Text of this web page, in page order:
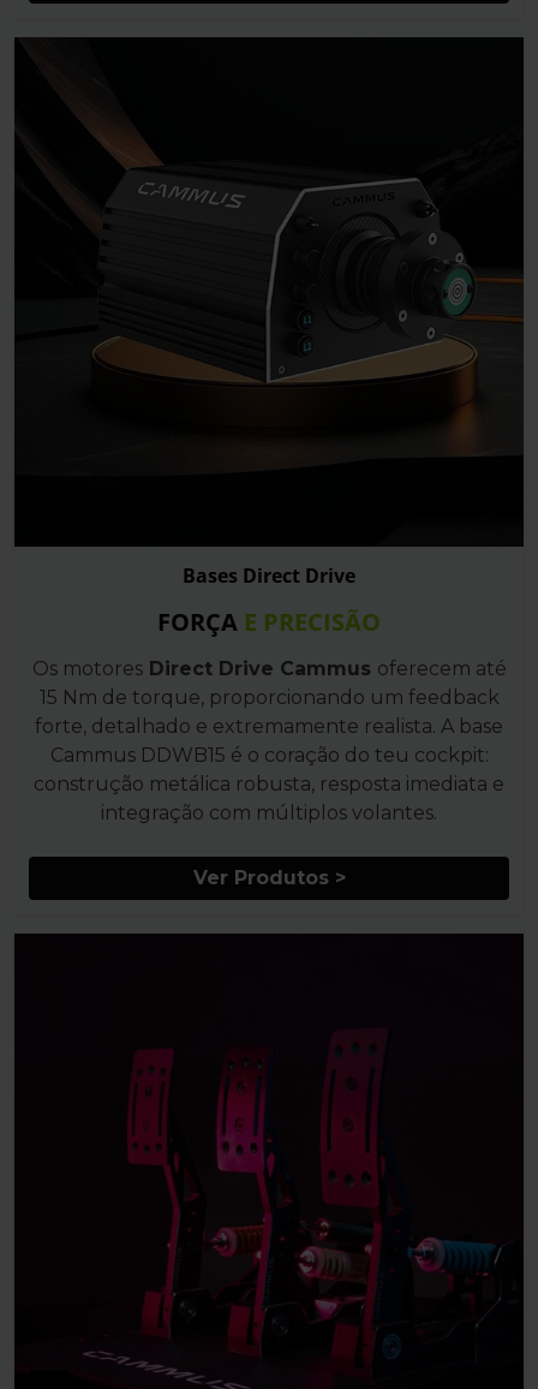
Bases Direct Drive
FORÇA E PRECISÃO
Os motoresDirect Drive Cammus oferecem até
15 Nm de torque, proporcionando um feedback
forte, detalhado e extremamente realista. A base
Cammus DDWB15 é o coração do teu cockpit:
construção metálica robusta, resposta imediata e
integração com múltiplos volantes.
Ver Produtos >